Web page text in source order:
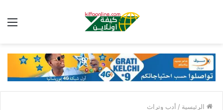
الرئيسية / أدب وتراث